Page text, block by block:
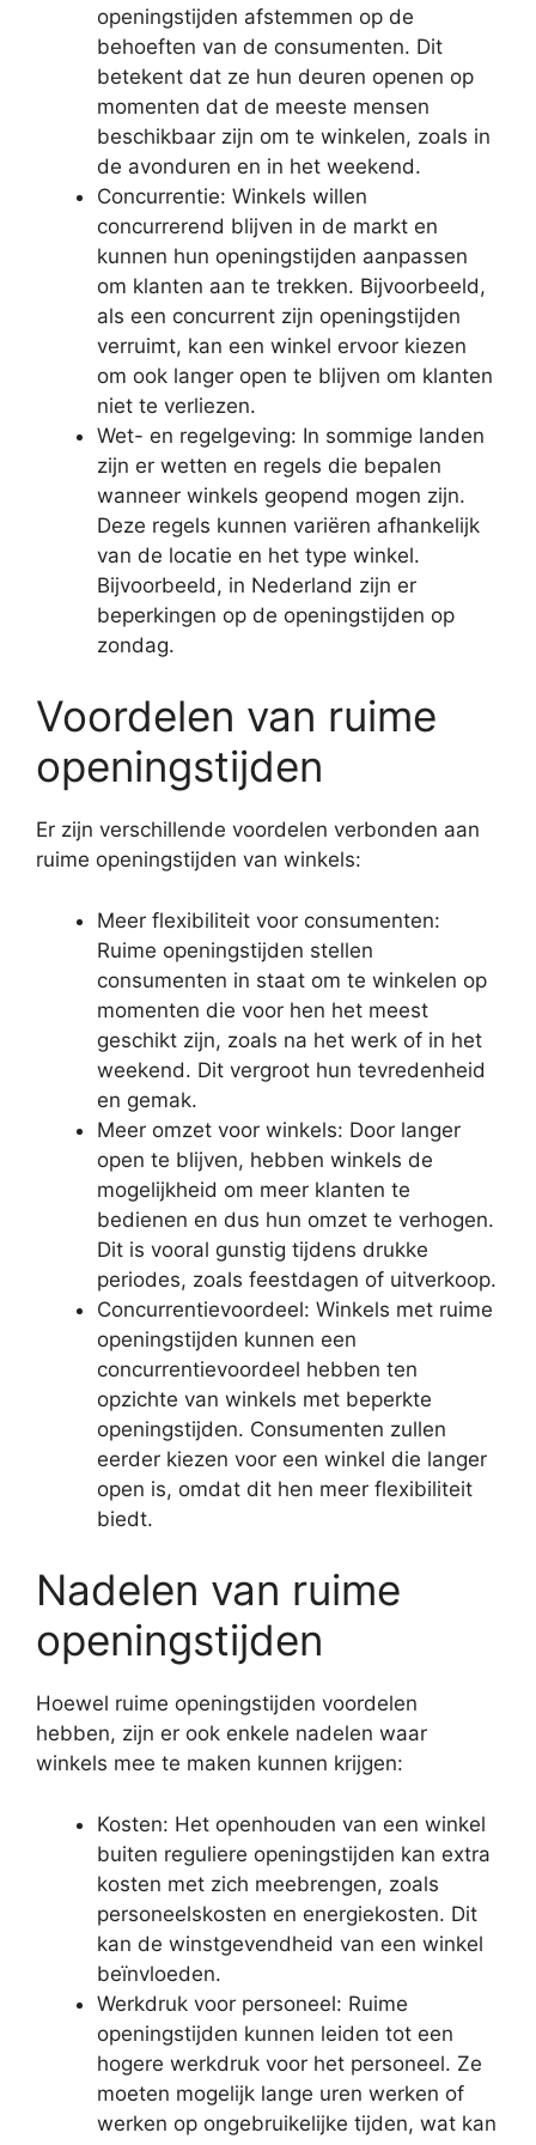
openingstijden afstemmen op de
behoeften van de consumenten. Dit
betekent dat ze hun deuren openen op
momenten dat de meeste mensen
beschikbaar zijn om te winkelen, zoals in
de avonduren en in het weekend.
Concurrentie: Winkels willen
concurrerend blijven in de markt en
kunnen hun openingstijden aanpassen
om klanten aan te trekken. Bijvoorbeeld,
als een concurrent zijn openingstijden
verruimt, kan een winkel ervoor kiezen
om ook langer open te blijven om klanten
niet te verliezen.
Wet- en regelgeving: In sommige landen
zijn er wetten en regels die bepalen
wanneer winkels geopend mogen zijn.
Deze regels kunnen variëren afhankelijk
van de locatie en het type winkel.
Bijvoorbeeld, in Nederland zijn er
beperkingen op de openingstijden op
zondag.
Voordelen van ruime
openingstijden
Er zijn verschillende voordelen verbonden aan
ruime openingstijden van winkels:
Meer flexibiliteit voor consumenten:
Ruime openingstijden stellen
consumenten in staat om te winkelen op
momenten die voor hen het meest
geschikt zijn, zoals na het werk of in het
weekend. Dit vergroot hun tevredenheid
en gemak.
Meer omzet voor winkels: Door langer
open te blijven, hebben winkels de
mogelijkheid om meer klanten te
bedienen en dus hun omzet te verhogen.
Dit is vooral gunstig tijdens drukke
periodes, zoals feestdagen of uitverkoop.
Concurrentievoordeel: Winkels met ruime
openingstijden kunnen een
concurrentievoordeel hebben ten
opzichte van winkels met beperkte
openingstijden. Consumenten zullen
eerder kiezen voor een winkel die langer
open is, omdat dit hen meer flexibiliteit
biedt.
Nadelen van ruime
openingstijden
Hoewel ruime openingstijden voordelen
hebben, zijn er ook enkele nadelen waar
winkels mee te maken kunnen krijgen:
Kosten: Het openhouden van een winkel
buiten reguliere openingstijden kan extra
kosten met zich meebrengen, zoals
personeelskosten en energiekosten. Dit
kan de winstgevendheid van een winkel
beïnvloeden.
Werkdruk voor personeel: Ruime
openingstijden kunnen leiden tot een
hogere werkdruk voor het personeel. Ze
moeten mogelijk lange uren werken of
werken op ongebruikelijke tijden, wat kan